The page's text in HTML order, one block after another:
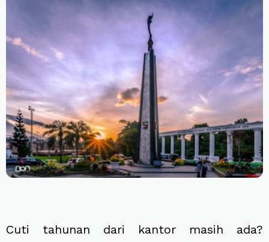
Cuti tahunan dari kantor masih ada?